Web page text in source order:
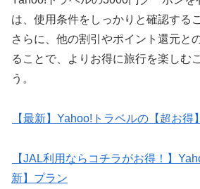
は、使用条件をしっかりと確認する
さらに、他の割引やポイント還元と
ることで、よりお得に旅行を楽しむ
う。
【最新】Yahoo!トラベルの【超お得
【JAL利用ならコチラがお得！】
新】プラン